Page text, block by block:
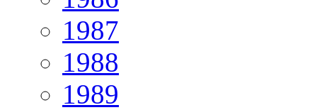
1987
1988
1989